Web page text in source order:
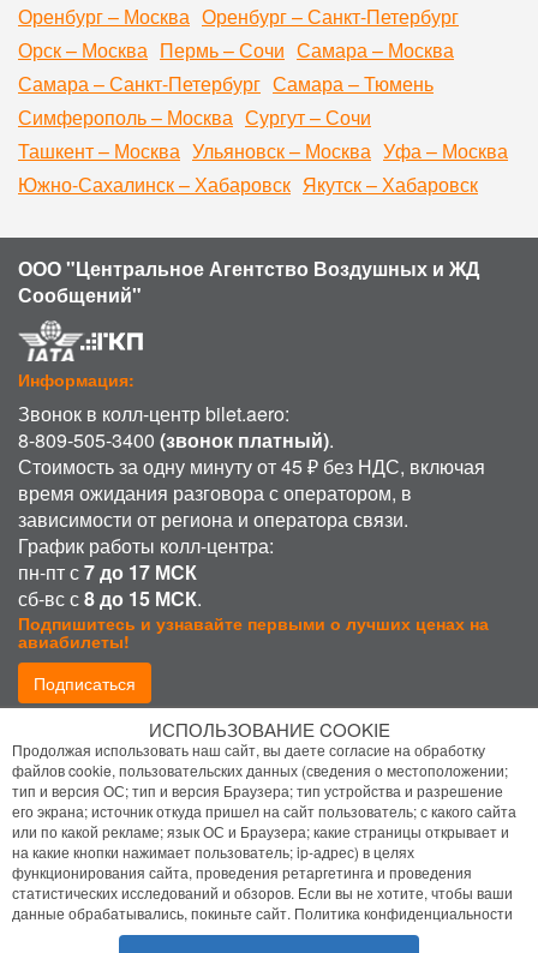
Оренбург – Москва Оренбург – Санкт-Петербург
Орск – Москва Пермь – Сочи Самара – Москва
Самара – Санкт-Петербург Самара – Тюмень
Симферополь – Москва Сургут – Сочи
Ташкент – Москва Ульяновск – Москва Уфа – Москва
Южно-Сахалинск – Хабаровск Якутск – Хабаровск
ООО "Центральное Агентство Воздушных и ЖД
Сообщений"
Информация:
Звонок в колл-центр bilet.aero:
8-809-505-3400 (звонок платный).
Стоимость за одну минуту от 45 ₽ без НДС, включая
время ожидания разговора с оператором, в
зависимости от региона и оператора связи.
График работы колл-центра:
пн-пт с7 до 17 МСК
сб-вс с8 до 15 МСК.
Подпишитесь и узнавайте первыми о лучших ценах на
авиабилеты!
Подписаться
Присоединиться:
Политика конфиденциальности
Помощь
ИСПОЛЬЗОВАНИЕ COOKIE
Продолжая использовать наш сайт, вы даете согласие на обработку
файлов cookie, пользовательских данных (сведения о местоположении;
тип и версия ОС; тип и версия Браузера; тип устройства и разрешение
его экрана; источник откуда пришел на сайт пользователь; с какого сайта
или по какой рекламе; язык ОС и Браузера; какие страницы открывает и
на какие кнопки нажимает пользователь; ip-адрес) в целях
функционирования сайта, проведения ретаргетинга и проведения
статистических исследований и обзоров. Если вы не хотите, чтобы ваши
данные обрабатывались, покиньте сайт. Политика конфиденциальности